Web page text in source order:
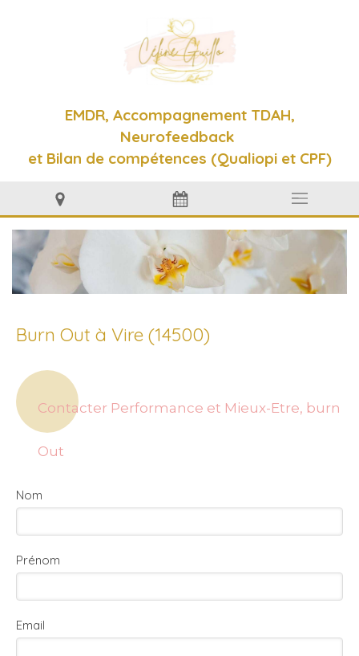
EMDR, Accompagnement TDAH,
Neurofeedback
et Bilan de compétences (Qualiopi et CPF)
Burn Out à Vire (14500)
Contacter Performance et Mieux-Etre, burn
Out
Nom
Prénom
Email